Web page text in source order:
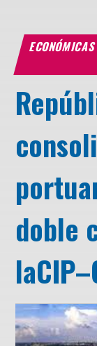
ECONÓMICAS
doble